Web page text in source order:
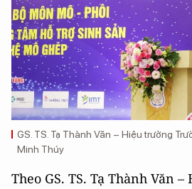
GS. TS. Tạ Thành Văn – Hiệu trưởng
Minh Thúy
Theo GS. TS. Tạ Thành Văn